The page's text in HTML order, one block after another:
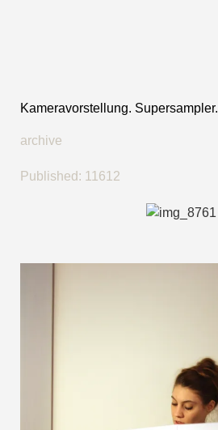
Kameravorstellung. Supersampler.
archive
Published: 11612